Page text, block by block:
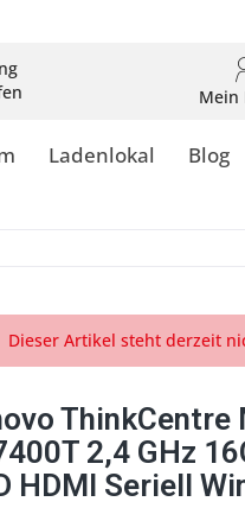
Mein
Ladenlokal Blog
Dieser Artikel steht derzeit
ThinkCentre
2,4 GHz
HDMI Seriell